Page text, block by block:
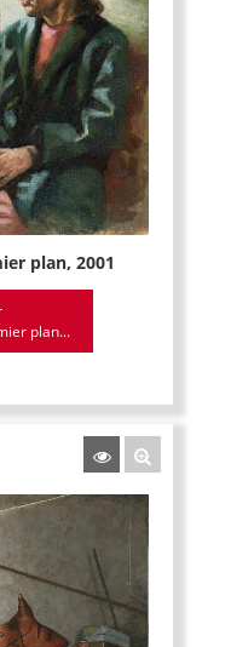
plan, 2001
plan...